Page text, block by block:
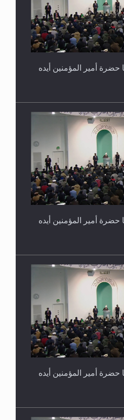
حضرة أمير المؤمنين أيده
حضرة أمير المؤمنين أيده
حضرة أمير المؤمنين أيده